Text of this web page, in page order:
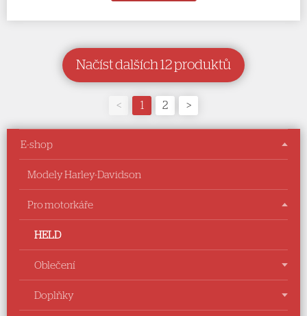
Načíst dalších 12 produktů
< 1 2 >
E-shop
Modely Harley-Davidson
Pro motorkáře
HELD
Oblečení
Doplňky